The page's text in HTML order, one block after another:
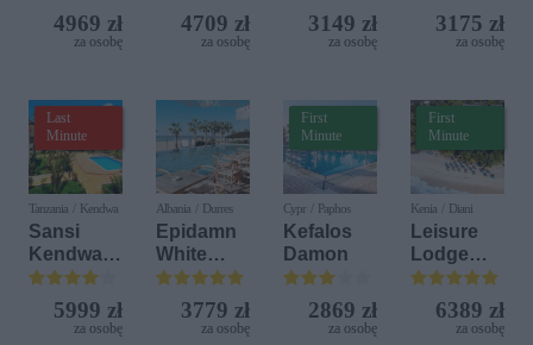
Nature
4969 zł
za osobę
(ex. Citta
del Mare)
4709 zł
za osobę
Iberostar
Bijela
3149 zł
za osobę
3175 zł
za osobę
Last
Minute
Tanzania / Kendwa
Sansi
Kendwa
Beach
Resort
5999 zł
za osobę
Albania / Durres
Epidamn
White
Sensation
3779 zł
za osobę
First
Minute
Cypr / Paphos
Kefalos
Damon
2869 zł
za osobę
First
Minute
Kenia / Diani
Leisure
Lodge
Beach &
Golf
Resort by
6389 zł
za osobę